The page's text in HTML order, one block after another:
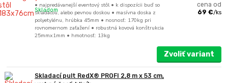
• najpredávanejší eventový stôl • k dispozícii buď so
skladacou, alebo pevnou doskou • masívna doska z
polyetylénu, hrúbka 45mm • nosnosť: 170kg pri
rovnomernom zaťažení • robustná kovová konštrukcia
25mmx1mm • hmotnosť: 13kg
cena od
69 €/ks
Skladom
Zvoliť variant
Skladací pult RedX® PROFI 2,8 m x 53 cm,